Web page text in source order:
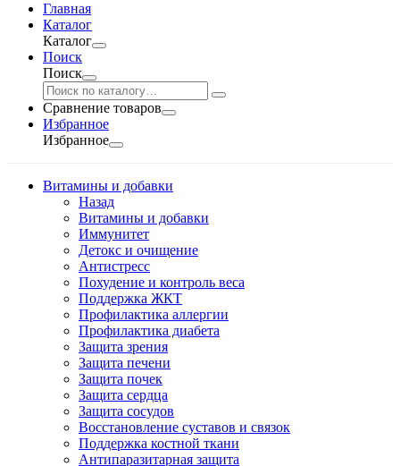
Главная
Каталог
Каталог
Поиск
Поиск
Сравнение товаров
Избранное
Избранное
Витамины и добавки
Назад
Витамины и добавки
Иммунитет
Детокс и очищение
Антистресс
Похудение и контроль веса
Поддержка ЖКТ
Профилактика аллергии
Профилактика диабета
Защита зрения
Защита печени
Защита почек
Защита сердца
Защита сосудов
Восстановление суставов и связок
Поддержка костной ткани
Антипаразитарная защита